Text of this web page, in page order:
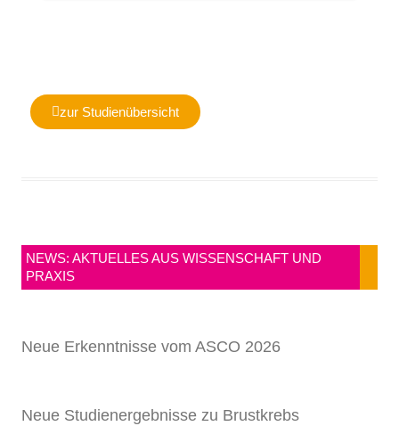
zur Studienübersicht
NEWS: AKTUELLES AUS WISSENSCHAFT UND
PRAXIS
Neue Erkenntnisse vom ASCO 2026
Neue Studienergebnisse zu Brustkrebs